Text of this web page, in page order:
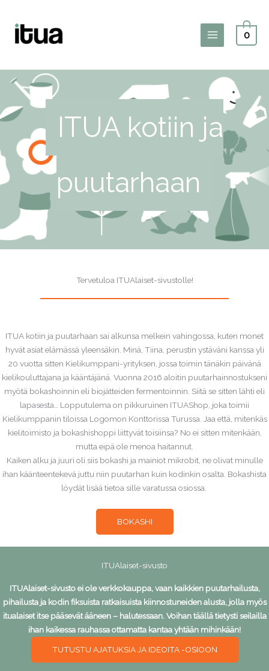
Main
0
ITUA kotiin ja
puutarhaan
Tervetuloa ITUAlaiset-sivustolle!
ITUA kotiin ja puutarhaan sai alkunsa melkein vahingossa, kuten monet
hyvät asiat elämässä yleensäkin. Minä, Tiina, perustin ystäväni kanssa yli
20 vuotta sitten Kielikumppani-yrityksen, jossa toimin tänäkin päivänä
kielikouluttajana ja kääntäjänä. Vuonna 2016 aloitin puutarhainnostukseni
myötä bokashoinnin eli biojätteiden fermentoinnin. Siitä se sitten lähti eli
lapasesta… Lopputulema on pikkuruinen ITUAShop, joka toimii
Kielikumppanin tiloissa Logomon Konttorissa Turussa. Jaa että, mitenkäs
kielitoimisto ja bokashishoppi liittyvät toisiinsa? No ei sitten mitenkään,
mutta eipä ole menoa haitannut.
Kaiken alku ja juuri oli siis bokashi ja mainiot mikrobit, ne olivat minulle
ihan käänteentekevä juttu niin puutarhan kuin kodinkin osalta. Bokashista
löydät lisää tietoa sille varatussa osiossa.
BOKASHI
ITUAlaiset-sivusto
ITUAlaiset-sivusto ei ole verkkokauppa, vaan kaikkien puutarhailusta,
pihailusta ja kodin fiksuista ratkaisuista kiinnostuneiden alusta, jolla myös
itualaiset itse pääsevät ääneen – halutessaan. Voihan täällä tietysti seilailla
ihan kaikessa rauhassa ottamatta kantaa yhtään mihinkään!
TUTUSTU AJATUKSIA JA IDEOITA -OSIOON